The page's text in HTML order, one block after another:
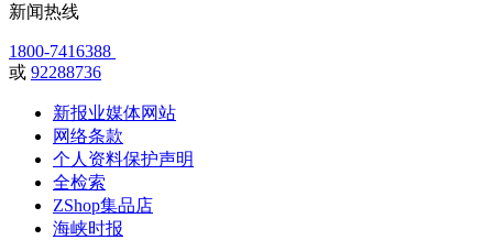
新闻热线
1800-7416388
或 92288736
新报业媒体网站
网络条款
个人资料保护声明
全检索
ZShop集品店
海峡时报